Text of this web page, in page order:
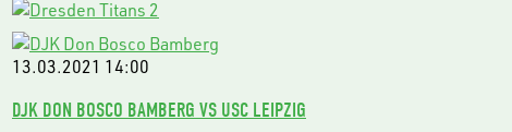
13.03.2021 14:00
DJK DON BOSCO BAMBERG VS USC LEIPZIG